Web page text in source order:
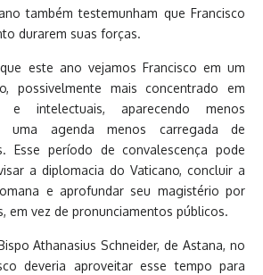
também testemunham que Francisco
durarem suas forças.
este ano vejamos Francisco em um
possivelmente mais concentrado em
e intelectuais, aparecendo menos
uma agenda menos carregada de
Esse período de convalescença pode
a diplomacia do Vaticano, concluir a
e aprofundar seu magistério por
em vez de pronunciamentos públicos.
Athanasius Schneider, de Astana, no
deveria aproveitar esse tempo para